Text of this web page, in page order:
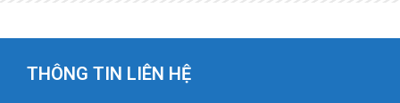
THÔNG TIN LIÊN HỆ